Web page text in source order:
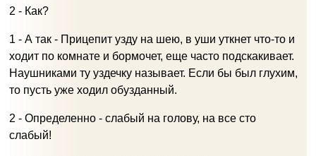
2 - Как?
1 - А так - Прицепит узду на шею, в уши уткнет что-то и
ходит по комнате и бормочет, еще часто подскакивает.
Наушниками ту уздечку называет. Если бы был глухим,
то пусть уже ходил обузданный.
2 - Определенно - слабый на голову, на все сто
слабый!